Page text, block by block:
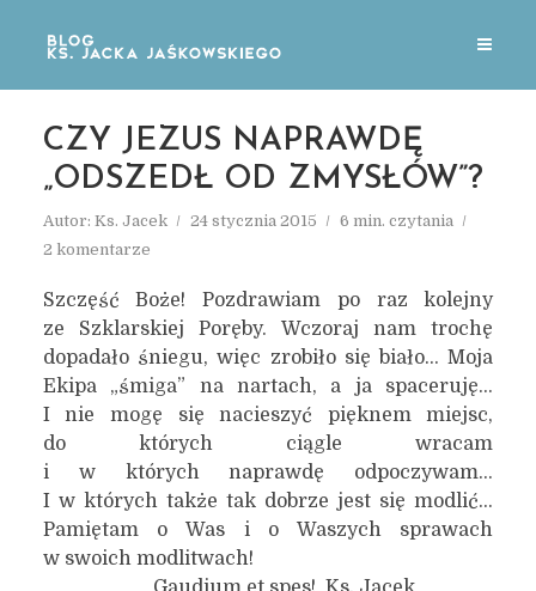
CZY JEZUS NAPRAWDĘ
„ODSZEDŁ OD ZMYSŁÓW”?
Autor: Ks. Jacek 24 stycznia 2015
6 min. czytania
2 komentarze
Szczęść Boże! Pozdrawiam po raz kolejny
ze Szklarskiej Poręby. Wczoraj nam trochę
dopadało śniegu, więc zrobiło się biało… Moja
Ekipa „śmiga” na nartach, a ja spaceruję…
I nie mogę się nacieszyć pięknem miejsc,
do których ciągle wracam
i w których naprawdę odpoczywam…
I w których także tak dobrze jest się modlić…
Pamiętam o Was i o Waszych sprawach
w swoich modlitwach!